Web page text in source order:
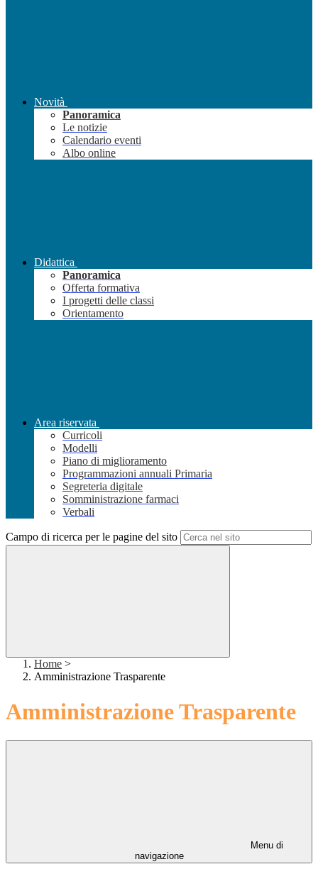
Novità
Panoramica
Le notizie
Calendario eventi
Albo online
Didattica
Panoramica
Offerta formativa
I progetti delle classi
Orientamento
Area riservata
Curricoli
Modelli
Piano di miglioramento
Programmazioni annuali Primaria
Segreteria digitale
Somministrazione farmaci
Verbali
Campo di ricerca per le pagine del sito
Home >
Amministrazione Trasparente
Amministrazione Trasparente
Menu di
navigazione